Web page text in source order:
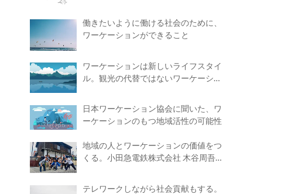
働きたいように働ける社会のために、
ワーケーションができること
ワーケーションは新しいライフスタイ
ル。観光の代替ではないワーケーショ
日本ワーケーション協会に聞いた、ワ
ーケーションのもつ地域活性の可能性
地域の人とワーケーションの価値をつ
くる。小田急電鉄株式会社 木谷周吾さ
テレワークしながら社会貢献もする。